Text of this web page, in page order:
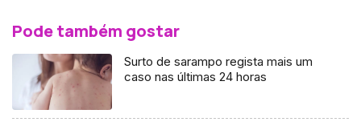
Pode também gostar
Surto de sarampo regista mais um
caso nas últimas 24 horas